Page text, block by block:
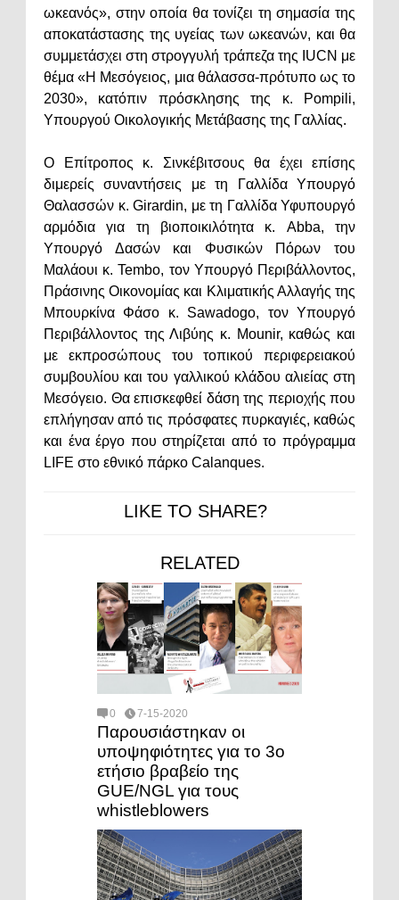
ωκεανός», στην οποία θα τονίζει τη σημασία της
αποκατάστασης της υγείας των ωκεανών, και θα
συμμετάσχει στη στρογγυλή τράπεζα της IUCN με
θέμα «Η Μεσόγειος, μια θάλασσα-πρότυπο ως το
2030», κατόπιν πρόσκλησης της κ. Pompili,
Υπουργού Οικολογικής Μετάβασης της Γαλλίας.
Ο Επίτροπος κ. Σινκέβιτσους θα έχει επίσης
διμερείς συναντήσεις με τη Γαλλίδα Υπουργό
Θαλασσών κ. Girardin, με τη Γαλλίδα Υφυπουργό
αρμόδια για τη βιοποικιλότητα κ. Abba, την
Υπουργό Δασών και Φυσικών Πόρων του
Μαλάουι κ. Tembo, τον Υπουργό Περιβάλλοντος,
Πράσινης Οικονομίας και Κλιματικής Αλλαγής της
Μπουρκίνα Φάσο κ. Sawadogo, τον Yπουργό
Περιβάλλοντος της Λιβύης κ. Mounir, καθώς και
με εκπροσώπους του τοπικού περιφερειακού
συμβουλίου και του γαλλικού κλάδου αλιείας στη
Μεσόγειο. Θα επισκεφθεί δάση της περιοχής που
επλήγησαν από τις πρόσφατες πυρκαγιές, καθώς
και ένα έργο που στηρίζεται από το πρόγραμμα
LIFE στο εθνικό πάρκο Calanques.
LIKE TO SHARE?
RELATED
0 7-15-2020
Παρουσιάστηκαν οι
υποψηφιότητες για το 3ο
ετήσιο βραβείο της
GUE/NGL για τους
whistleblowers